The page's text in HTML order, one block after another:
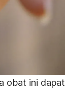
obat ini dapat